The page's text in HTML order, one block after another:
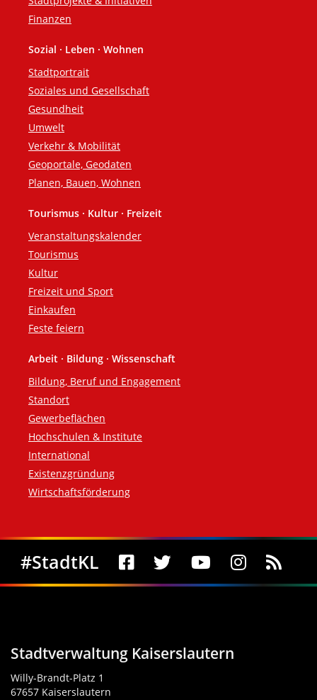
Finanzen
Sozial · Leben · Wohnen
Stadtportrait
Soziales und Gesellschaft
Gesundheit
Umwelt
Verkehr & Mobilität
Geoportale, Geodaten
Planen, Bauen, Wohnen
Tourismus · Kultur · Freizeit
Veranstaltungskalender
Tourismus
Kultur
Freizeit und Sport
Einkaufen
Feste feiern
Arbeit · Bildung · Wissenschaft
Bildung, Beruf und Engagement
Standort
Gewerbeflächen
Hochschulen & Institute
International
Existenzgründung
Wirtschaftsförderung
Social Media
#StadtKL
Stadtverwaltung Kaiserslautern
Willy-Brandt-Platz 1
67657 Kaiserslautern